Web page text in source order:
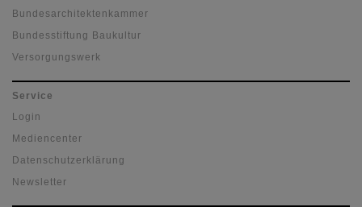
Bundesarchitektenkammer
Bundesstiftung Baukultur
Versorgungswerk
Service
Login
Mediencenter
Datenschutzerklärung
Newsletter